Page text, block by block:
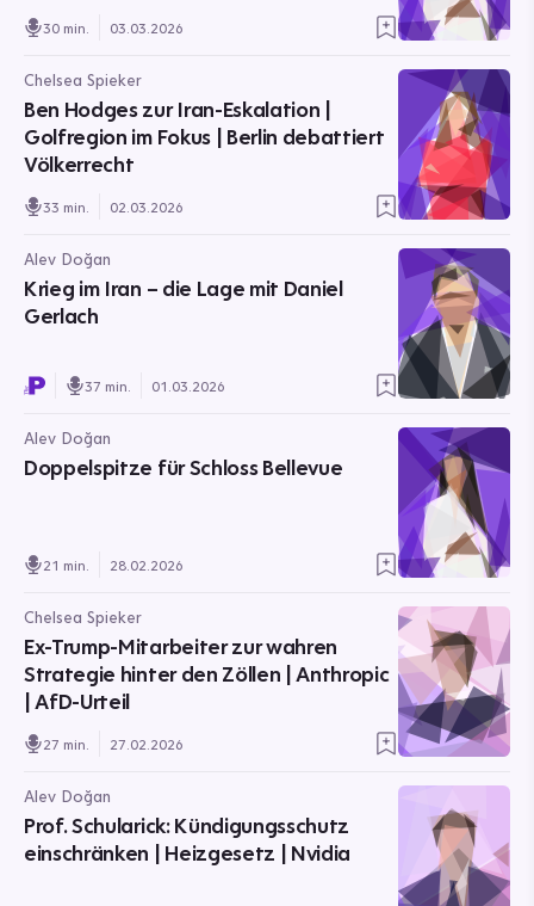
30 min. 03.03.2026
Chelsea Spieker
Ben Hodges zur Iran-Eskalation |
Golfregion im Fokus | Berlin debattiert
Völkerrecht
33 min. 02.03.2026
Alev Doğan
Krieg im Iran – die Lage mit Daniel
Gerlach
37 min. 01.03.2026
Alev Doğan
Doppelspitze für Schloss Bellevue
21 min. 28.02.2026
Chelsea Spieker
Ex-Trump-Mitarbeiter zur wahren
Strategie hinter den Zöllen | Anthropic
| AfD-Urteil
27 min. 27.02.2026
Alev Doğan
Prof. Schularick: Kündigungsschutz
einschränken | Heizgesetz | Nvidia